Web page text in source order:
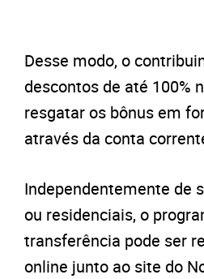
Desse modo, o
descontos de até 100%
resgatar os bônus em
através da conta
Independentemente de
ou residenciais, o
transferência pode ser
online junto ao site do